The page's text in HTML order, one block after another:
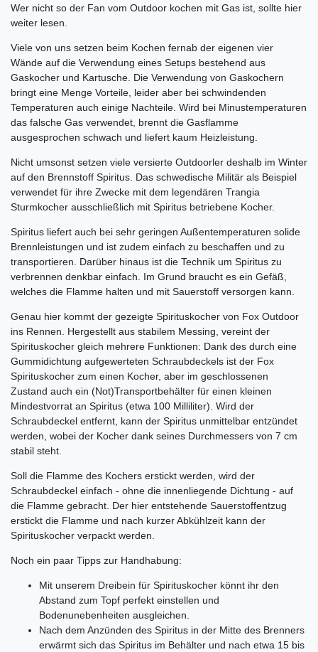
Wer nicht so der Fan vom Outdoor kochen mit Gas ist, sollte hier
weiter lesen.
Viele von uns setzen beim Kochen fernab der eigenen vier
Wände auf die Verwendung eines Setups bestehend aus
Gaskocher und Kartusche. Die Verwendung von Gaskochern
bringt eine Menge Vorteile, leider aber bei schwindenden
Temperaturen auch einige Nachteile. Wird bei Minustemperaturen
das falsche Gas verwendet, brennt die Gasflamme
ausgesprochen schwach und liefert kaum Heizleistung.
Nicht umsonst setzen viele versierte Outdoorler deshalb im Winter
auf den Brennstoff Spiritus. Das schwedische Militär als Beispiel
verwendet für ihre Zwecke mit dem legendären Trangia
Sturmkocher ausschließlich mit Spiritus betriebene Kocher.
Spiritus liefert auch bei sehr geringen Außentemperaturen solide
Brennleistungen und ist zudem einfach zu beschaffen und zu
transportieren. Darüber hinaus ist die Technik um Spiritus zu
verbrennen denkbar einfach. Im Grund braucht es ein Gefäß,
welches die Flamme halten und mit Sauerstoff versorgen kann.
Genau hier kommt der gezeigte Spirituskocher von Fox Outdoor
ins Rennen. Hergestellt aus stabilem Messing, vereint der
Spirituskocher gleich mehrere Funktionen: Dank des durch eine
Gummidichtung aufgewerteten Schraubdeckels ist der Fox
Spirituskocher zum einen Kocher, aber im geschlossenen
Zustand auch ein (Not)Transportbehälter für einen kleinen
Mindestvorrat an Spiritus (etwa 100 Milliliter). Wird der
Schraubdeckel entfernt, kann der Spiritus unmittelbar entzündet
werden, wobei der Kocher dank seines Durchmessers von 7 cm
stabil steht.
Soll die Flamme des Kochers erstickt werden, wird der
Schraubdeckel einfach - ohne die innenliegende Dichtung - auf
die Flamme gebracht. Der hier entstehende Sauerstoffentzug
erstickt die Flamme und nach kurzer Abkühlzeit kann der
Spirituskocher verpackt werden.
Noch ein paar Tipps zur Handhabung:
Mit unserem Dreibein für Spirituskocher könnt ihr den
Abstand zum Topf perfekt einstellen und
Bodenunebenheiten ausgleichen.
Nach dem Anzünden des Spiritus in der Mitte des Brenners
erwärmt sich das Spiritus im Behälter und nach etwa 15 bis